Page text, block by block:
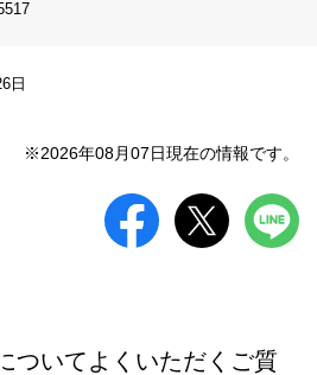
日
※2026年08月07日現在の情報です。
ついてよくいただくご質